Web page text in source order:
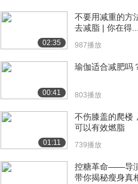
[21] BBC纪录片：如何减
9.6万播放
[22] 尼古拉·特斯拉纪录
[23] PBS神级纪录片：尼
[24] 【TED】最优秀的学
02:35
不要用减重的方
去减脂 | 你在得...
987播放
00:41
瑜伽适合减肥吗
803播放
01:11
不伤膝盖的爬楼，
可以有效燃脂
739播放
控糖革命——导
带你揭秘瘦身真